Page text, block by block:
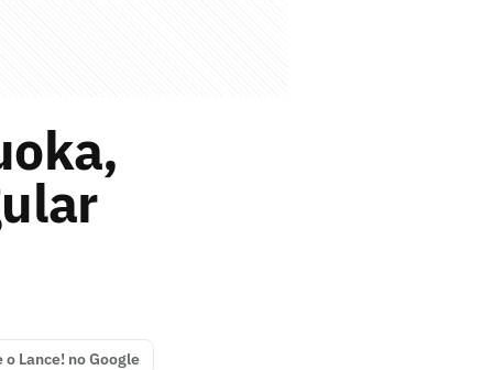
o Lance! no Google